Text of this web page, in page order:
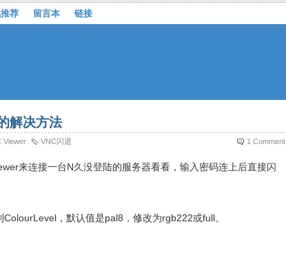
荐 留言本 链接
解决方法
Viewer VNC闪退 1 Comment
来连接一台N久没登陆的服务器看看，输入密码连上后直接闪
，默认值是pal8，修改为rgb222或full。